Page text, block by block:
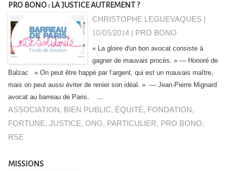
PRO BONO : LA JUSTICE AUTREMENT ?
CHRISTOPHE LEGUEVAQUES |
10/05/2014| PRO BONO
« La gloire d'un bon avocat consiste à
gagner de mauvais procès. » — Honoré de
Balzac « On peut être happé par l’argent, qui est un mauvais maître,
mais on peut aussi éviter de renier son idéal. » — Jean-Pierre Mignard
avocat au barreau de Paris. ...
ASSOCIATION, BIEN PUBLIC, ÉQUITÉ, FONDATION,
FORTUNE,JUSTICE,ONG, PARTICULIER, PRO BONO,
RSE
MISSIONS